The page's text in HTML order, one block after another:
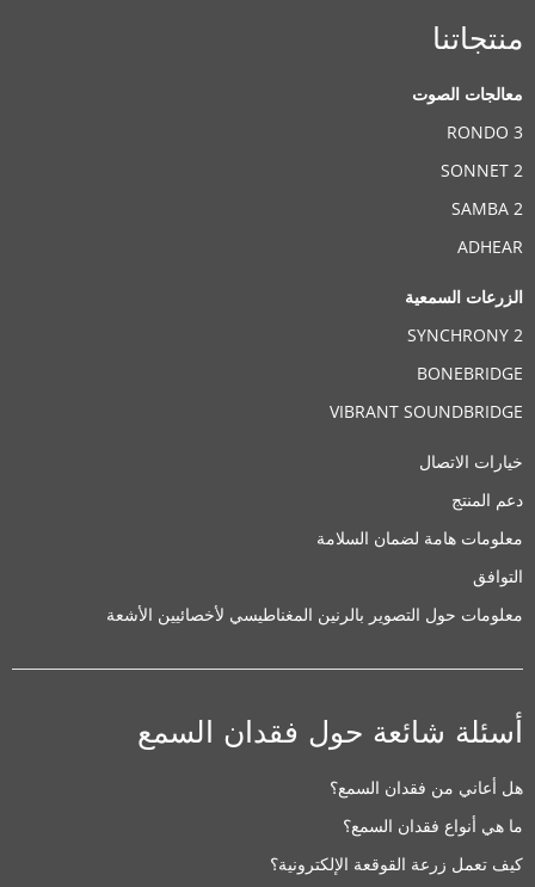
منتجاتنا
معالجات الصوت
RONDO 3
SONNET 2
SAMBA 2
ADHEAR
الزرعات السمعية
SYNCHRONY 2
BONEBRIDGE
VIBRANT SOUNDBRIDGE
خيارات الاتصال
دعم المنتج
معلومات هامة لضمان السلامة
التوافق
معلومات حول التصوير بالرنين المغناطيسي لأخصائيين الأشعة
أسئلة شائعة حول فقدان السمع
هل أعاني من فقدان السمع؟
ما هي أنواع فقدان السمع؟
كيف تعمل زرعة القوقعة الإلكترونية؟